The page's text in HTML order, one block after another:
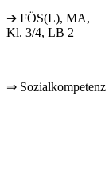
➔ FÖS(L), MA,
Kl. 3/4, LB 2
⇒ Sozialkompetenz